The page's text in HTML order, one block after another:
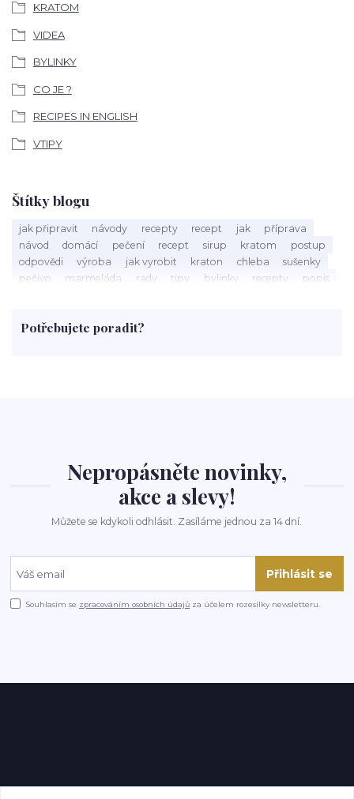
KRATOM
VIDEA
BYLINKY
CO JE ?
RECIPES IN ENGLISH
VTIPY
Štítky blogu
jak připravit návody recepty recept jak
příprava
návod
domácí pečení recept sirup kratom
postup
odpovědi
výroba jak vyrobit kraton chleba
sušenky
pečivo
marmeláda rady tipy bylinky recepty
popis
rohlíky
grilování čaj
Potřebujete poradit?
Nepropásněte novinky,
akce a slevy!
Můžete se kdykoli odhlásit. Zasíláme jednou za 14 dní.
Přihlásit se
Souhlasím se zpracováním osobních údajů za účelem rozesílky newsletteru.